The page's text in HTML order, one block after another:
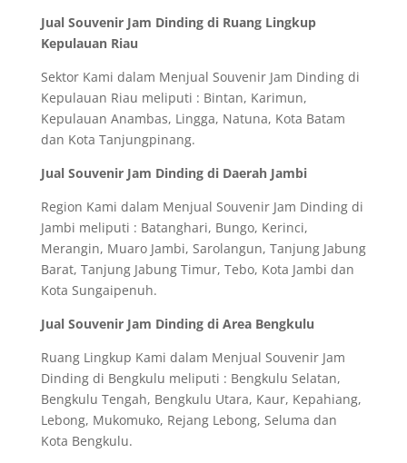
Jual Souvenir Jam Dinding di Ruang Lingkup
Kepulauan Riau
Sektor Kami dalam Menjual Souvenir Jam Dinding di
Kepulauan Riau meliputi : Bintan, Karimun,
Kepulauan Anambas, Lingga, Natuna, Kota Batam
dan Kota Tanjungpinang.
Jual Souvenir Jam Dinding di Daerah Jambi
Region Kami dalam Menjual Souvenir Jam Dinding di
Jambi meliputi : Batanghari, Bungo, Kerinci,
Merangin, Muaro Jambi, Sarolangun, Tanjung Jabung
Barat, Tanjung Jabung Timur, Tebo, Kota Jambi dan
Kota Sungaipenuh.
Jual Souvenir Jam Dinding di Area Bengkulu
Ruang Lingkup Kami dalam Menjual Souvenir Jam
Dinding di Bengkulu meliputi : Bengkulu Selatan,
Bengkulu Tengah, Bengkulu Utara, Kaur, Kepahiang,
Lebong, Mukomuko, Rejang Lebong, Seluma dan
Kota Bengkulu.